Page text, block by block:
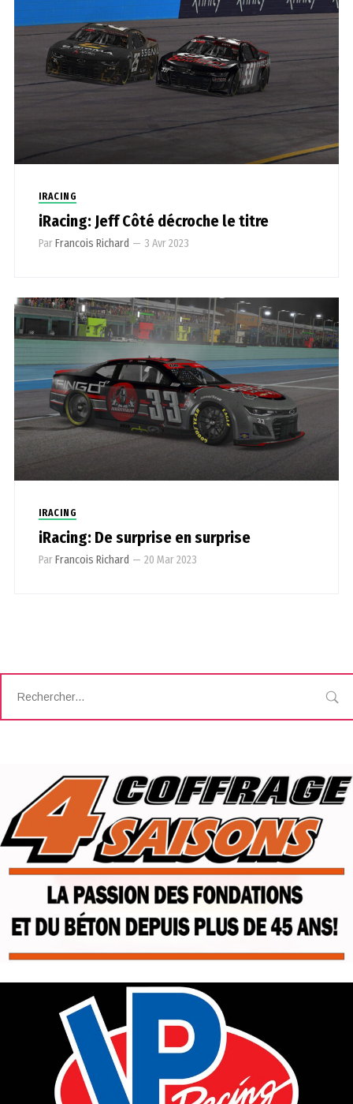
IRACING
iRacing: Jeff Côté décroche le titre
ParFrancois Richard — 3 Avr 2023
IRACING
iRacing: De surprise en surprise
ParFrancois Richard — 20 Mar 2023